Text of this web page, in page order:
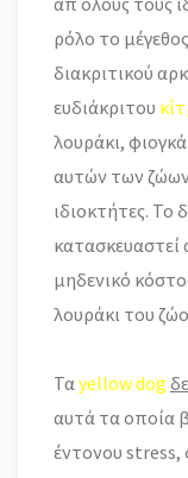
ρόλο το
διακριτικού
ευδιάκριτου
λουράκι,
αυτών των
ιδιοκτήτες. Το
κατασκευαστεί
μηδενικό
λουράκι του
Τα yellow dog
αυτά τα οποία
έντονου stress,